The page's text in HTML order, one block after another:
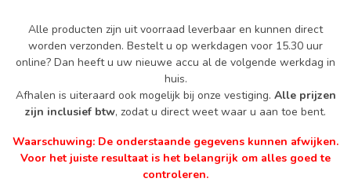
Alle producten zijn uit voorraad leverbaar en kunnen direct
worden verzonden. Bestelt u op werkdagen voor 15.30 uur
online? Dan heeft u uw nieuwe accu al de volgende werkdag in
huis.
Afhalen is uiteraard ook mogelijk bij onze vestiging. Alle prijzen
zijn inclusief btw, zodat u direct weet waar u aan toe bent.
Waarschuwing: De onderstaande gegevens kunnen afwijken.
Voor het juiste resultaat is het belangrijk om alles goed te
controleren.